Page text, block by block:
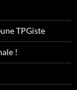
TPGiste
!